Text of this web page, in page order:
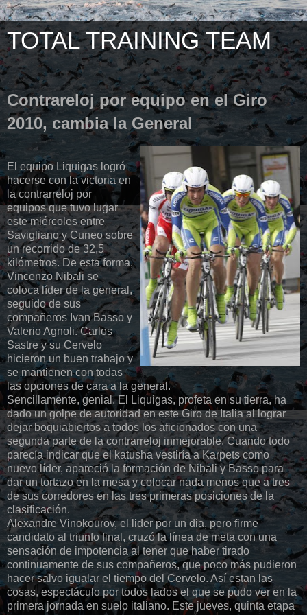
TOTAL TRAINING TEAM
Contrareloj por equipo en el Giro
2010, cambia la General
El equipo Liquigas logró
hacerse con la victoria en
la contrarreloj por
equipos que tuvo lugar
este miércoles entre
Savigliano y Cuneo sobre
un recorrido de 32,5
kilómetros. De esta forma,
Vincenzo Nibali se
coloca líder de la general,
seguido de sus
compañeros Ivan Basso y
Valerio Agnoli. Carlos
Sastre y su Cervelo
hicieron un buen trabajo y
se mantienen con todas
las opciones de cara a la general.
Sencillamente, genial. El Liquigas, profeta en su tierra, ha
dado un golpe de autoridad en este Giro de Italia al lograr
dejar boquiabiertos a todos los aficionados con una
segunda parte de la contrarreloj inmejorable. Cuando todo
parecía indicar que el katusha vestiría a Karpets como
nuevo líder, apareció la formación de Nibali y Basso para
dar un tortazo en la mesa y colocar nada menos que a tres
de sus corredores en las tres primeras posiciones de la
clasificación.
Alexandre Vinokourov, el lider por un dia, pero firme
candidato al triunfo final, cruzó la línea de meta con una
sensación de impotencia al tener que haber tirado
continuamente de sus compañeros, que poco más pudieron
hacer salvo igualar el tiempo del Cervelo. Así estan las
cosas, espectáculo por todos lados el que se pudo ver en la
primera jornada en suelo italiano. Este jueves, quinta etapa